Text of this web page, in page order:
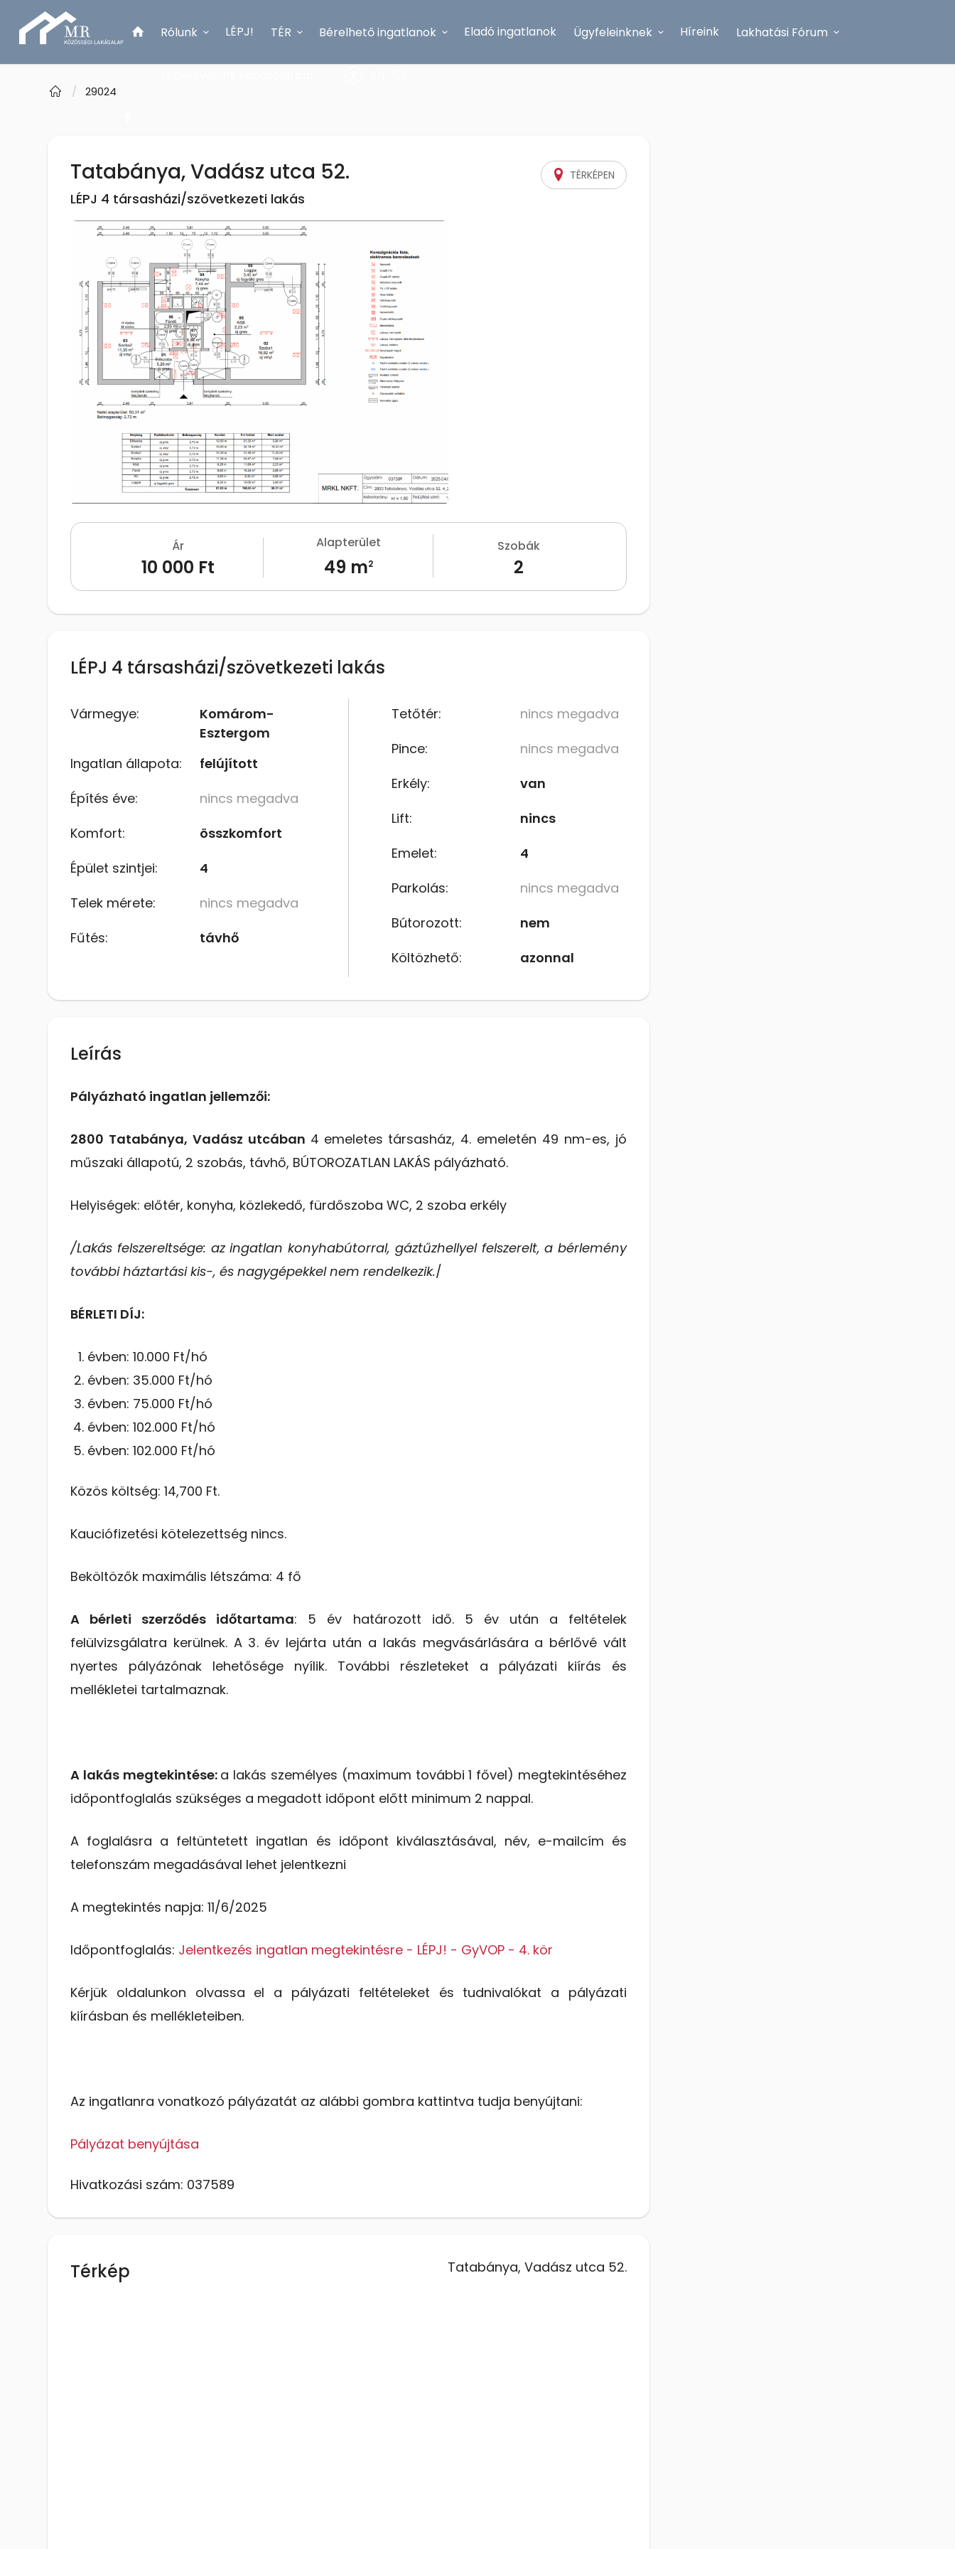
Rólunk LÉPJ! TÉR Bérelhető ingatlanok Eladó ingatlanok Ügyfeleinknek Híreink Lakhatási Fórum
/ 29024
Tatabánya, Vadász utca 52. TÉRKÉPEN
LÉPJ 4 társasházi/szövetkezeti lakás
Ár
10 000 Ft
Alapterület
49 m2
Szobák
2
LÉPJ 4 társasházi/szövetkezeti lakás
Vármegye:
Komárom-
Esztergom
Ingatlan állapota:
felújított
Építés éve:
nincs megadva
Komfort:
összkomfort
Épület szintjei:
4
Telek mérete:
nincs megadva
Fűtés:
távhő
Tetőtér:
nincs megadva
Pince:
nincs megadva
Erkély:
van
Lift:
nincs
Emelet:
4
Parkolás:
nincs megadva
Bútorozott:
nem
Költözhető:
azonnal
Leírás
Pályázható ingatlan jellemzői:
2800 Tatabánya, Vadász utcában 4 emeletes társasház, 4. emeletén 49 nm-es, jó
műszaki állapotú, 2 szobás, távhő, BÚTOROZATLAN LAKÁS pályázható.
Helyiségek: előtér, konyha, közlekedő, fürdőszoba WC, 2 szoba erkély
/Lakás felszereltsége: az ingatlan konyhabútorral, gáztűzhellyel felszerelt, a bérlemény
további háztartási kis-, és nagygépekkel nem rendelkezik./
BÉRLETI DÍJ:
évben: 10.000 Ft/hó
évben: 35.000 Ft/hó
évben: 75.000 Ft/hó
évben: 102.000 Ft/hó
évben: 102.000 Ft/hó
Közös költség: 14,700 Ft.
Kauciófizetési kötelezettség nincs.
Beköltözők maximális létszáma: 4 fő
A bérleti szerződés időtartama: 5 év határozott idő. 5 év után a feltételek
felülvizsgálatra kerülnek. A 3. év lejárta után a lakás megvásárlására a bérlővé vált
nyertes pályázónak lehetősége nyílik. További részleteket a pályázati kiírás és
mellékletei tartalmaznak.
A lakás megtekintése: a lakás személyes (maximum további 1 fővel) megtekintéséhez
időpontfoglalás szükséges a megadott időpont előtt minimum 2 nappal.
A foglalásra a feltüntetett ingatlan és időpont kiválasztásával, név, e-mailcím és
telefonszám megadásával lehet jelentkezni
A megtekintés napja: 11/6/2025
Időpontfoglalás: Jelentkezés ingatlan megtekintésre - LÉPJ! - GyVOP - 4. kör
Kérjük oldalunkon olvassa el a pályázati feltételeket és tudnivalókat a pályázati
kiírásban és mellékleteiben.
Az ingatlanra vonatkozó pályázatát az alábbi gombra kattintva tudja benyújtani:
Pályázat benyújtása
Hivatkozási szám: 037589
Térkép Tatabánya, Vadász utca 52.